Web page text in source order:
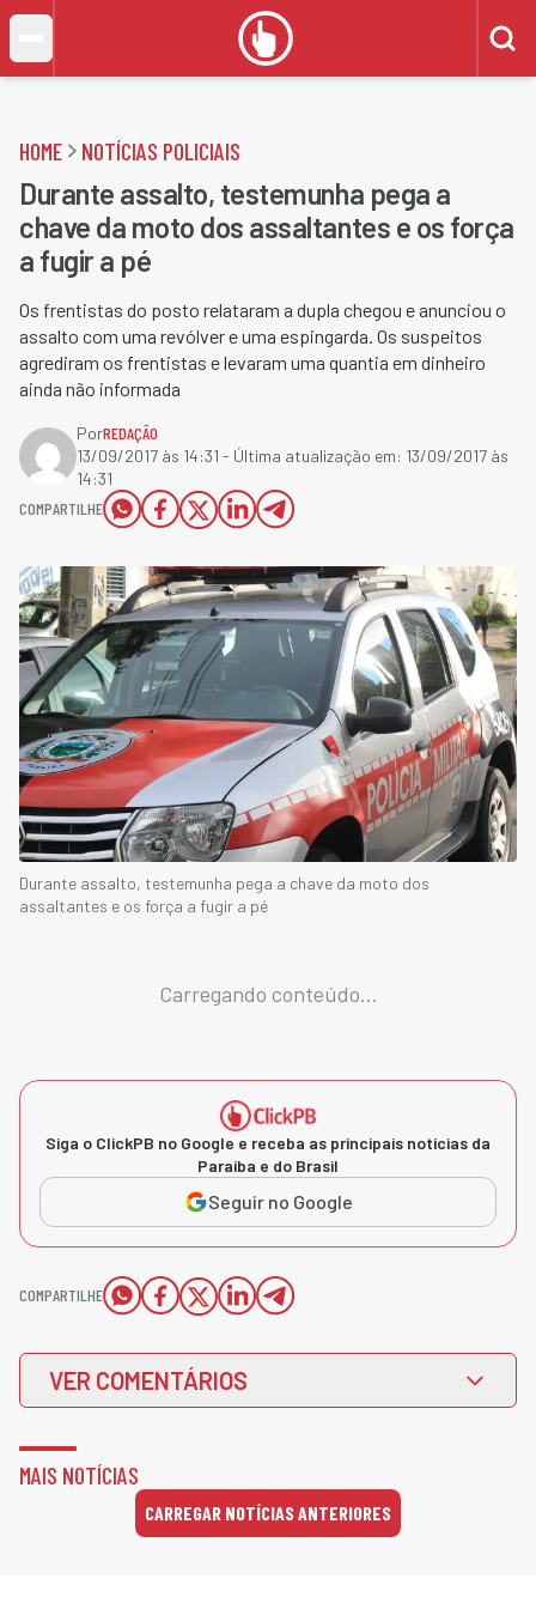
HOME NOTÍCIAS POLICIAIS
Durante assalto, testemunha pega a
chave da moto dos assaltantes e os força
a fugir a pé
Os frentistas do posto relataram a dupla chegou e anunciou o
assalto com uma revólver e uma espingarda. Os suspeitos
agrediram os frentistas e levaram uma quantia em dinheiro
ainda não informada
PorREDAÇÃO
13/09/2017 às 14:31 - Última atualização em: 13/09/2017 às
14:31
COMPARTILHE
Durante assalto, testemunha pega a chave da moto dos
assaltantes e os força a fugir a pé
Carregando conteúdo...
Siga o ClickPB no Google e receba as principais notícias da
Paraíba e do Brasil
Seguir no Google
COMPARTILHE
VER COMENTÁRIOS
MAIS NOTÍCIAS
CARREGAR NOTÍCIAS ANTERIORES